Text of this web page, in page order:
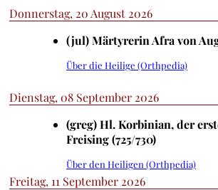
Donnerstag, 20 August 2026
(jul) Märtyrerin Afra von
Über die Heilige (Orthpedia)
Dienstag, 08 September 2026
(greg) Hl. Korbinian, der
Freising (725/730)
Über den Heiligen (Orthpedia)
Freitag, 11 September 2026